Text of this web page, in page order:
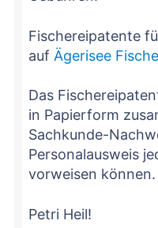
Fischereipatente
auf Ägerisee
Das
in Papierform
Sachkunde-
Personalausweis
vorweisen können.
Petri Heil!